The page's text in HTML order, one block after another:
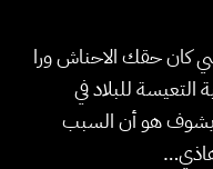
كان حقك الاحناش ورا
للبلاد في
يشوف هو أن السبب